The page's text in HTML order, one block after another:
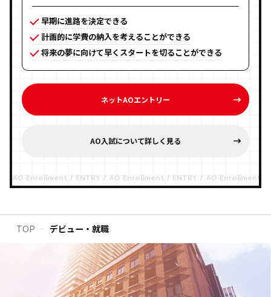
早期に進路を決定できる
計画的に学費の納入を考えることができる
将来の夢に向けて早くスタートを切ることができる
ネットAOエントリー
AO入試について詳しく見る
TOP デビュー・就職